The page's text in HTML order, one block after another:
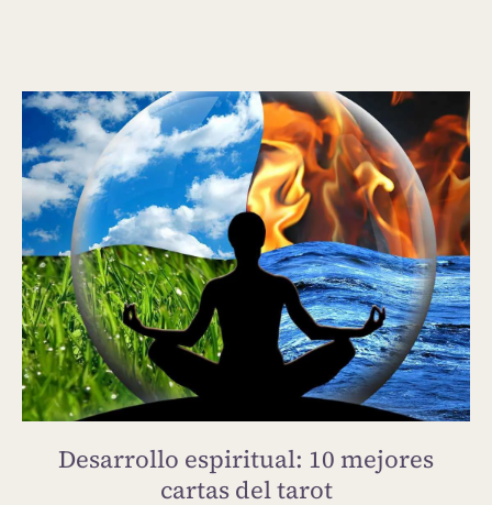
Desarrollo espiritual: 10 mejores
cartas del tarot